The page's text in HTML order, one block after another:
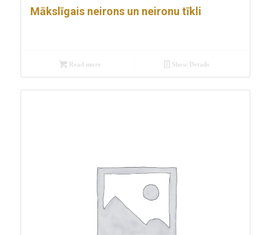
Mākslīgais neirons un neironu tīkli
Read more Show Details